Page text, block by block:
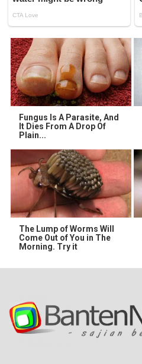
Fungus Is A Parasite, And
It Dies From A Drop Of
Plain...
The Lump of Worms Will
Come Out of You in The
Morning. Try it